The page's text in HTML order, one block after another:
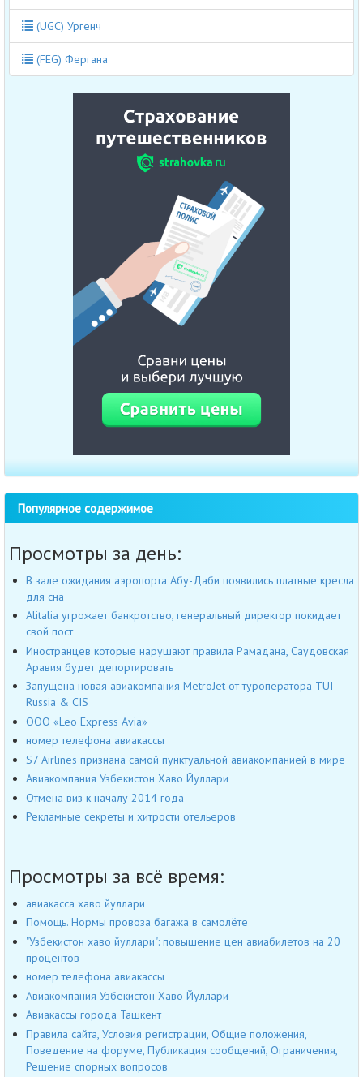
(UGC) Ургенч
(FEG) Фергана
Популярное содержимое
Просмотры за день:
В зале ожидания аэропорта Абу-Даби появились платные кресла
для сна
Alitalia угрожает банкротство, генеральный директор покидает
свой пост
Иностранцев которые нарушают правила Рамадана, Саудовская
Аравия будет депортировать
Запущена новая авиакомпания MetroJet от туроператора TUI
Russia & CIS
OOO «Leo Express Avia»
номер телефона авиакассы
S7 Airlines признана самой пунктуальной авиакомпанией в мире
Авиакомпания Узбекистон Хаво Йуллари
Отмена виз к началу 2014 года
Рекламные секреты и хитрости отельеров
Просмотры за всё время:
авиакасса хаво йуллари
Помощь. Нормы провоза багажа в самолёте
"Узбекистон хаво йуллари": повышение цен авиабилетов на 20
процентов
номер телефона авиакассы
Авиакомпания Узбекистон Хаво Йуллари
Авиакассы города Ташкент
Правила сайта, Условия регистрации, Общие положения,
Поведение на форуме, Публикация сообщений, Ограничения,
Решение спорных вопросов